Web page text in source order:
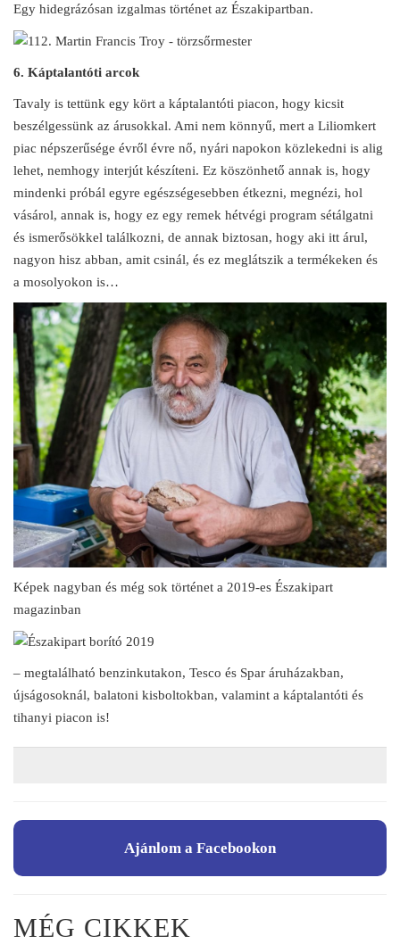
Egy hidegrázósan izgalmas történet az Északipartban.
6. Káptalantóti arcok
Tavaly is tettünk egy kört a káptalantóti piacon, hogy kicsit
beszélgessünk az árusokkal. Ami nem könnyű, mert a Liliomkert
piac népszerűsége évről évre nő, nyári napokon közlekedni is alig
lehet, nemhogy interjút készíteni. Ez köszönhető annak is, hogy
mindenki próbál egyre egészségesebben étkezni, megnézi, hol
vásárol, annak is, hogy ez egy remek hétvégi program sétálgatni
és ismerősökkel találkozni, de annak biztosan, hogy aki itt árul,
nagyon hisz abban, amit csinál, és ez meglátszik a termékeken és
a mosolyokon is…
Képek nagyban és még sok történet a 2019-es Északipart
magazinban
– megtalálható benzinkutakon, Tesco és Spar áruházakban,
újságosoknál, balatoni kisboltokban, valamint a káptalantóti és
tihanyi piacon is!
Ajánlom a Facebookon
MÉG CIKKEK